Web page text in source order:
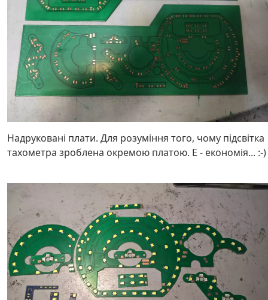
Надруковані плати. Для розуміння того, чому підсвітка
тахометра зроблена окремою платою. Е - економія... :-)